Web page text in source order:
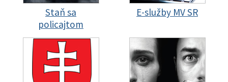
Staň sa
policajtom
E-služby MV SR